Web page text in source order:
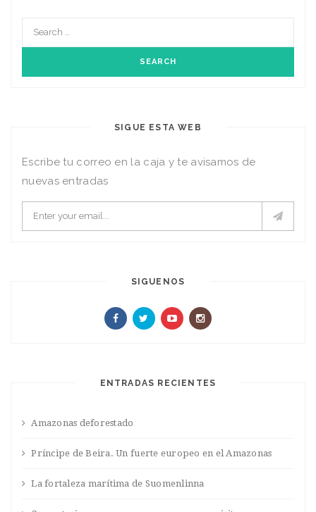
SIGUE ESTA WEB
Escribe tu correo en la caja y te avisamos de
nuevas entradas
SIGUENOS
ENTRADAS RECIENTES
Amazonas deforestado
Príncipe de Beira. Un fuerte europeo en el Amazonas
La fortaleza marítima de Suomenlinna